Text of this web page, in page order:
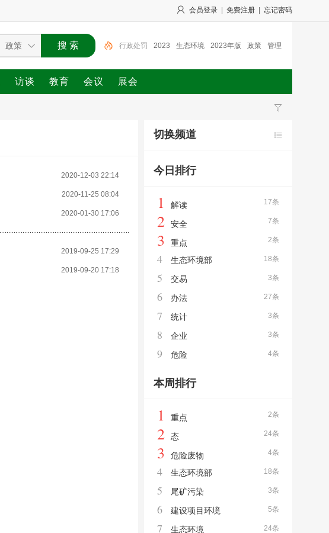
会员登录 免费注册 忘记密码
2023 生态环境 2023年版 政策 管理办法 排污
许可 生态环境部 自愿减排 温室气体 行政处罚
访谈 教育 会议 展会
2020-12-03 22:14
2020-11-25 08:04
2020-01-30 17:06
2019-09-25 17:29
2019-09-20 17:18
切换频道
今日排行
17条
1 解读
7条
2 安全
2条
3 重点
18条
4 生态环境部
3条
5 交易
27条
6 办法
3条
7 统计
3条
8 企业
4条
9 危险
本周排行
2条
1 重点
24条
2 态
4条
3 危险废物
18条
4 生态环境部
3条
5 尾矿污染
5条
6 建设项目环境
24条
7 生态环境